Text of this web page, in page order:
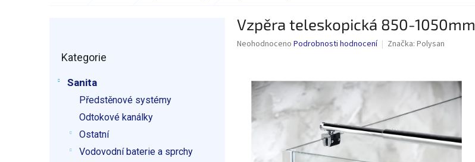
kategorie
Kategorie
Sanita
Předstěnové systémy
Odtokové kanálky
Ostatní
Vodovodní baterie a sprchy
Vzpěra teleskopická 850-1050mm
Průměrné
hvězdiček.
Neohodnoceno Podrobnosti hodnocení Značka: Polysan